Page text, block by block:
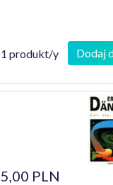
1 produkt/y Dodaj
5,00 PLN